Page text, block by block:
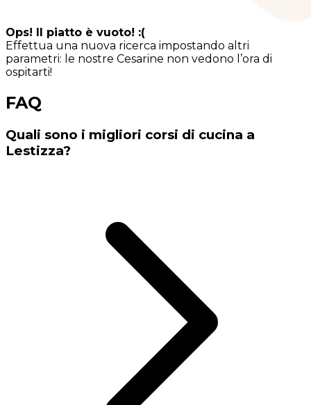
Ops! Il piatto è vuoto! :(
Effettua una nuova ricerca impostando altri
parametri: le nostre Cesarine non vedono l’ora di
ospitarti!
FAQ
Quali sono i migliori corsi di cucina a
Lestizza?